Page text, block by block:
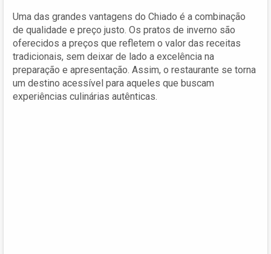
Uma das grandes vantagens do Chiado é a combinação
de qualidade e preço justo. Os pratos de inverno são
oferecidos a preços que refletem o valor das receitas
tradicionais, sem deixar de lado a excelência na
preparação e apresentação. Assim, o restaurante se torna
um destino acessível para aqueles que buscam
experiências culinárias autênticas.